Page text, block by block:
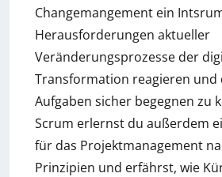
Changemangement ein
Herausforderungen aktueller
Veränderungsprozesse der
Transformation reagieren und
Aufgaben sicher begegnen zu
Scrum erlernst du außerdem
für das Projektmanagement
Prinzipien und erfährst, wie